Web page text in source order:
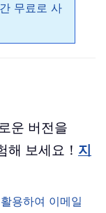
무료로 사
운 버전을
보세요！ 지
용하여 이메일